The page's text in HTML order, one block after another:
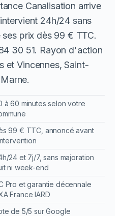
Canalisation arrive
24h/24 sans
prix dès 99 € TTC.
30 51. Rayon d'action
et Vincennes, Saint-
à 60 minutes selon votre
99 € TTC, annoncé avant
24 et 7j/7, sans majoration
ni week-end
Pro et garantie décennale
France IARD
de 5/5 sur Google